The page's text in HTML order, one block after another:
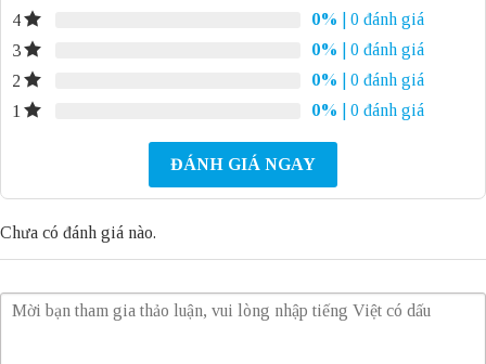
4
0%
| 0 đánh giá
3
0%
| 0 đánh giá
2
0%
| 0 đánh giá
1
0% | 0 đánh giá
ĐÁNH GIÁ NGAY
Chưa có đánh giá nào.